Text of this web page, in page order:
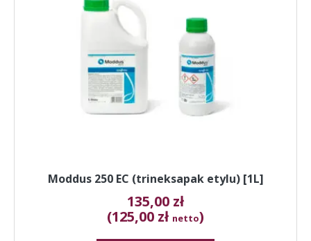
Moddus 250 EC (trineksapak etylu) [1L]
135,00 zł
(125,00 zł netto)